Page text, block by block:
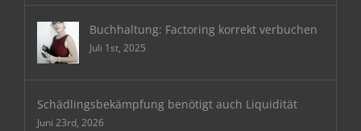
Buchhaltung: Factoring korrekt verbuchen
Juli 1st, 2025
Schädlingsbekämpfung benötigt auch Liquidität
Juni 23rd, 2026